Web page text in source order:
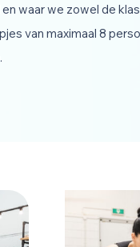
waar we zowel de
van maximaal 8